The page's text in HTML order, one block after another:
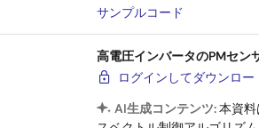
サンプルコード
高電圧インバータのPMセ
ログインしてダウンロー
AI生成コンテンツ:本資